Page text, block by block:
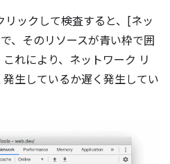
リックして検査すると、[ネッ
、そのリソースが青い枠で囲
れにより、ネットワーク リ
生しているか遅く発生してい